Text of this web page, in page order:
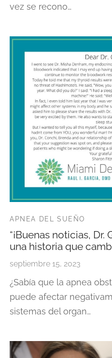
vez se recono…
APNEA DEL SUEÑO
“¡Buenas noticias, Dr.
una historia que
septiembre 15, 2023
¿Sabía que la apnea
puede afectar
sistemas del organ…